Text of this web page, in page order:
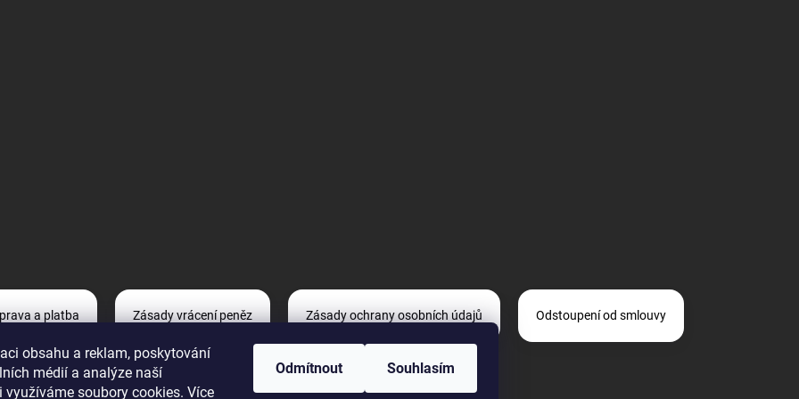
obsahu a reklam, poskytování
médií a analýze naší
využíváme soubory cookies. Více
Odmítnout Souhlasím
a platba Zásady vrácení peněz Zásady ochrany osobních údajů Odstoupení od smlouvy
Reklamace